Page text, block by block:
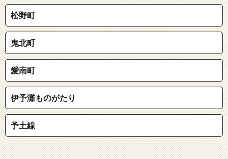
松野町
鬼北町
愛南町
伊予灘ものがたり
予土線